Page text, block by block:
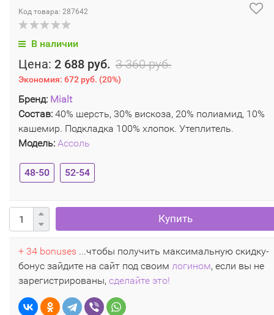
Код товара: 287642
В наличии
Цена: 2 688 руб. 3 360 руб.
Экономия: 672 руб. (20%)
Бренд: Mialt
Состав: 40% шерсть, 30% вискоза, 20% полиамид, 10%
кашемир. Подкладка 100% хлопок. Утеплитель.
Модель: Ассоль
48-50 52-54
Купить
+ 34 bonuses ...чтобы получить максимальную скидку-
бонус зайдите на сайт под своим логином, если вы не
зарегистрированы, сделайте это!